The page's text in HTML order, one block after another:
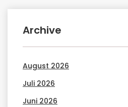
Archive
August 2026
Juli 2026
Juni 2026